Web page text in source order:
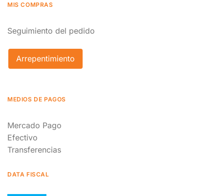
MIS COMPRAS
Seguimiento del pedido
Arrepentimiento
MEDIOS DE PAGOS
Mercado Pago
Efectivo
Transferencias
DATA FISCAL